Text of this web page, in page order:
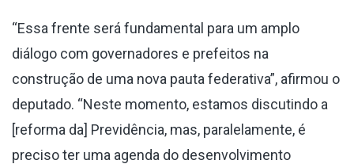
“Essa frente será fundamental para um amplo
diálogo com governadores e prefeitos na
construção de uma nova pauta federativa”, afirmou o
deputado. “Neste momento, estamos discutindo a
[reforma da] Previdência, mas, paralelamente, é
preciso ter uma agenda do desenvolvimento